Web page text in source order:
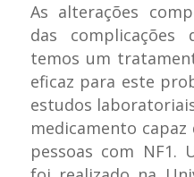
As alterações
das
temos um
eficaz para este
estudos
medicamento
pessoas com NF1.